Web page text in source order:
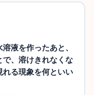
液を作ったあと、
で、溶けきれなくな
れる現象を何といい